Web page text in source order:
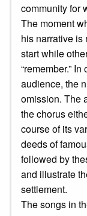
community for
The moment
his narrative is
start while
“remember.”
audience, the
omission. The
the chorus
course of its
deeds of
followed by
and illustrate
settlement.
The songs in